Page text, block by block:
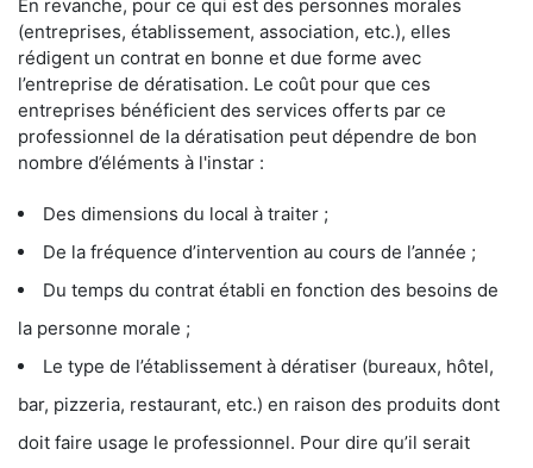
En revanche, pour ce qui est des personnes morales
(entreprises, établissement, association, etc.), elles
rédigent un contrat en bonne et due forme avec
l’entreprise de dératisation. Le coût pour que ces
entreprises bénéficient des services offerts par ce
professionnel de la dératisation peut dépendre de bon
nombre d’éléments à l'instar :
Des dimensions du local à traiter ;
De la fréquence d’intervention au cours de l’année ;
Du temps du contrat établi en fonction des besoins de
la personne morale ;
Le type de l’établissement à dératiser (bureaux, hôtel,
bar, pizzeria, restaurant, etc.) en raison des produits dont
doit faire usage le professionnel. Pour dire qu’il serait